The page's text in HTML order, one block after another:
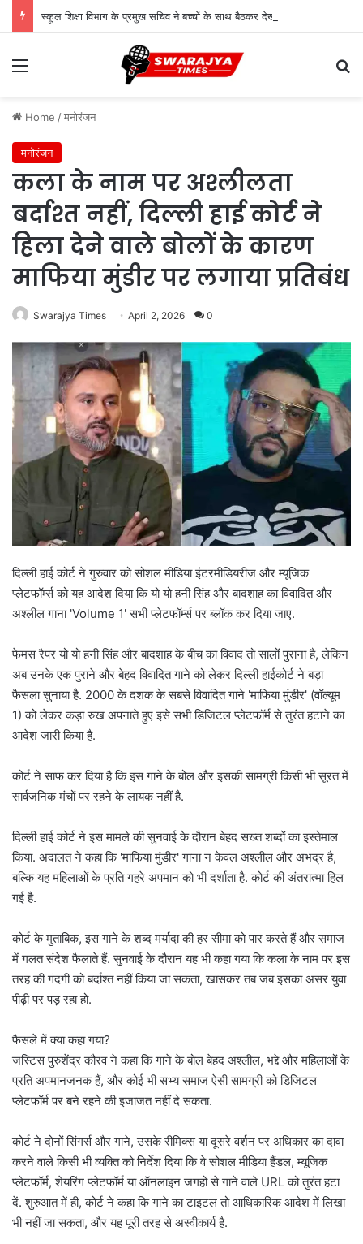
Menu
Home /मनोरंजन
मनोरंजन
कला के नाम पर अश्लीलता
बर्दाश्त नहीं, दिल्ली हाई कोर्ट ने
हिला देने वाले बोलों के कारण
माफिया मुंडीर पर लगाया प्रतिबंध
Swarajya Times April 2, 2026 0
दिल्ली हाई कोर्ट ने गुरुवार को सोशल मीडिया इंटरमीडियरीज और म्यूजिक
प्लेटफॉर्म्स को यह आदेश दिया कि यो यो हनी सिंह और बादशाह का विवादित और
अश्लील गाना 'Volume 1' सभी प्लेटफॉर्म्स पर ब्लॉक कर दिया जाए.
फेमस रैपर यो यो हनी सिंह और बादशाह के बीच का विवाद तो सालों पुराना है, लेकिन
अब उनके एक पुराने और बेहद विवादित गाने को लेकर दिल्ली हाईकोर्ट ने बड़ा
फैसला सुनाया है. 2000 के दशक के सबसे विवादित गाने 'माफिया मुंडीर' (वॉल्यूम
1) को लेकर कड़ा रुख अपनाते हुए इसे सभी डिजिटल प्लेटफॉर्म से तुरंत हटाने का
आदेश जारी किया है.
कोर्ट ने साफ कर दिया है कि इस गाने के बोल और इसकी सामग्री किसी भी सूरत में
सार्वजनिक मंचों पर रहने के लायक नहीं है.
दिल्ली हाई कोर्ट ने इस मामले की सुनवाई के दौरान बेहद सख्त शब्दों का इस्तेमाल
किया. अदालत ने कहा कि 'माफिया मुंडीर' गाना न केवल अश्लील और अभद्र है,
बल्कि यह महिलाओं के प्रति गहरे अपमान को भी दर्शाता है. कोर्ट की अंतरात्मा हिल
गई है.
कोर्ट के मुताबिक, इस गाने के शब्द मर्यादा की हर सीमा को पार करते हैं और समाज
में गलत संदेश फैलाते हैं. सुनवाई के दौरान यह भी कहा गया कि कला के नाम पर इस
तरह की गंदगी को बर्दाश्त नहीं किया जा सकता, खासकर तब जब इसका असर युवा
पीढ़ी पर पड़ रहा हो.
फैसले में क्या कहा गया?
जस्टिस पुरुशेंद्र कौरव ने कहा कि गाने के बोल बेहद अश्लील, भद्दे और महिलाओं के
प्रति अपमानजनक हैं, और कोई भी सभ्य समाज ऐसी सामग्री को डिजिटल
प्लेटफॉर्म पर बने रहने की इजाजत नहीं दे सकता.
कोर्ट ने दोनों सिंगर्स और गाने, उसके रीमिक्स या दूसरे वर्शन पर अधिकार का दावा
करने वाले किसी भी व्यक्ति को निर्देश दिया कि वे सोशल मीडिया हैंडल, म्यूजिक
प्लेटफॉर्म, शेयरिंग प्लेटफॉर्म या ऑनलाइन जगहों से गाने वाले URL को तुरंत हटा
दें. शुरुआत में ही, कोर्ट ने कहा कि गाने का टाइटल तो आधिकारिक आदेश में लिखा
भी नहीं जा सकता, और यह पूरी तरह से अस्वीकार्य है.